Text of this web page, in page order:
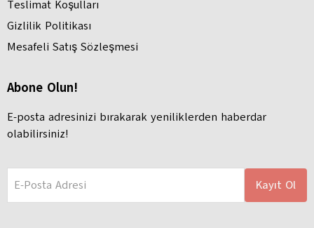
Teslimat Koşulları
Gizlilik Politikası
Mesafeli Satış Sözleşmesi
Abone Olun!
E-posta adresinizi bırakarak yeniliklerden haberdar
olabilirsiniz!
E-Posta Adresi Kayıt Ol